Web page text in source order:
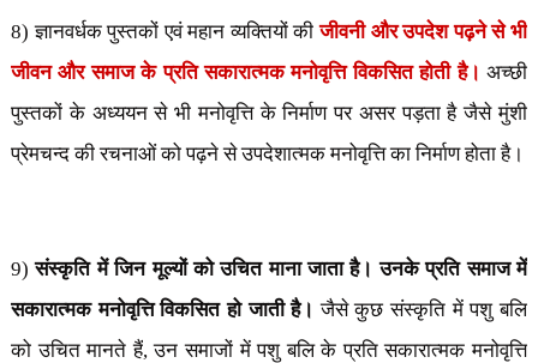
8) ज्ञानवर्धक पुस्तकों एवं महान व्यक्तियों कीजीवनी और उपदेश पढ़ने से भी
जीवन और समाज के प्रति सकारात्मक मनोवृत्ति विकसित होती है।अच्छी
पुस्तकों के अध्ययन से भी मनोवृत्ति के निर्माण पर असर पड़ता है जैसे मुंशी
प्रेमचन्द की रचनाओं को पढ़ने से उपदेशात्मक मनोवृत्ति का निर्माण होता है।
9)संस्कृति में जिन मूल्यों को उचित माना जाता है। उनके प्रति समाज में
सकारात्मक मनोवृत्ति विकसित हो जाती है। जैसे कुछ संस्कृति में पशु बलि
को उचित मानते हैं,उन समाजों में पशु बलि के प्रति सकारात्मक मनोवृत्ति